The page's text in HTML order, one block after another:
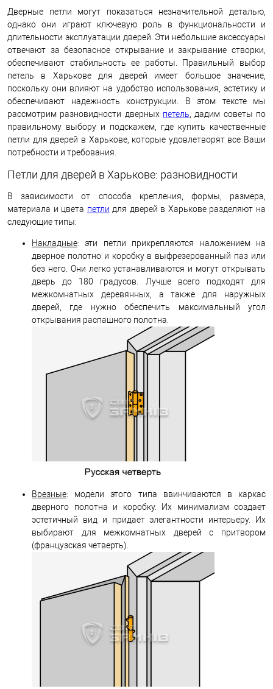
Дверные петли могут показаться незначительной деталью,
однако они играют ключевую роль в функциональности и
длительности эксплуатации дверей. Эти небольшие аксессуары
отвечают за безопасное открывание и закрывание створки,
обеспечивают стабильность ее работы. Правильный выбор
петель в Харькове для дверей имеет большое значение,
поскольку они влияют на удобство использования, эстетику и
обеспечивают надежность конструкции. В этом тексте мы
рассмотрим разновидности дверных петель , дадим советы по
правильному выбору и подскажем, где купить качественные
петли для дверей в Харькове, которые удовлетворят все Ваши
потребности и требования.
Петли для дверей в Харькове: разновидности
В зависимости от способа крепления, формы, размера,
материала и цвета петли для дверей в Харькове разделяют на
следующие типы:
Накладные: эти петли прикрепляются наложением на
дверное полотно и коробку в выфрезерованный паз или
без него. Они легко устанавливаются и могут открывать
дверь до 180 градусов. Лучше всего подходят для
межкомнатных деревянных, а также для наружных
дверей, где нужно обеспечить максимальный угол
открывания распашного полотна.
Врезные: модели этого типа ввинчиваются в каркас
дверного полотна и коробку. Их минимализм создает
эстетичный вид и придает элегантности интерьеру. Их
выбирают для межкомнатных дверей с притвором
(французская четверть).